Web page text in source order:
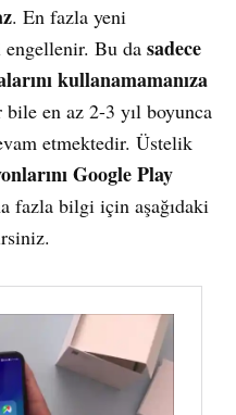
. En fazla yeni
Bu da sadece
kullanamamanıza
en az 2-3 yıl boyunca
etmektedir. Üstelik
Google Play
fazla bilgi için aşağıdaki